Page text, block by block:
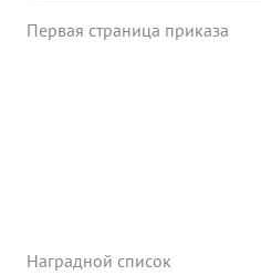
территорию Боевые
Первая страница приказа
Наградной список